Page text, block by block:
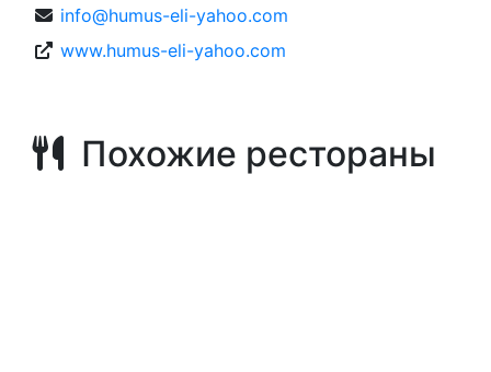
info@humus-eli-yahoo.com
www.humus-eli-yahoo.com
Похожие рестораны